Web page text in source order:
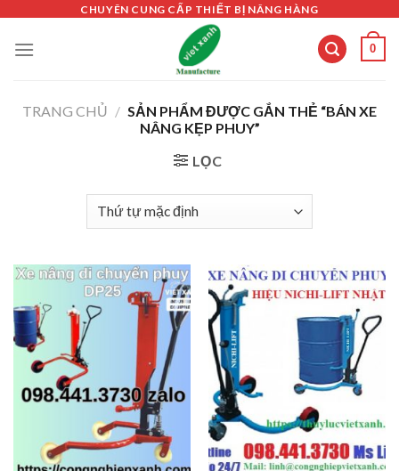
content
CHUYÊN CUNG CẤP THIẾT BỊ NÂNG HÀNG
0
TRANG CHỦ / SẢN PHẨM ĐƯỢC GẮN THẺ “BÁN XE
NÂNG KẸP PHUY”
LỌC